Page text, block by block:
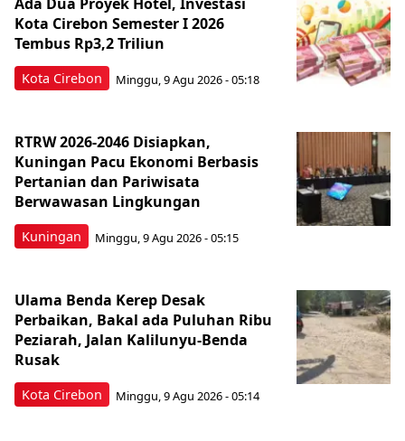
Kota Cirebon
Kota Cirebon Semester I 2026
Tembus Rp3,2 Triliun
Minggu, 9 Agu 2026 - 05:18
Kuningan
RTRW 2026-2046 Disiapkan,
Kuningan Pacu Ekonomi Berbasis
Pertanian dan Pariwisata
Berwawasan Lingkungan
Minggu, 9 Agu 2026 - 05:15
Kota Cirebon
Ulama Benda Kerep Desak
Perbaikan, Bakal ada Puluhan Ribu
Peziarah, Jalan Kalilunyu-Benda
Rusak
Minggu, 9 Agu 2026 - 05:14